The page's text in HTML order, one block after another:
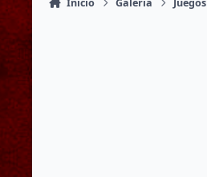
Inicio Galería Juegos